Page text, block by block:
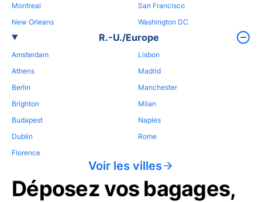
Montreal
New Orleans
San Francisco
Washington DC
R.-U./Europe
Amsterdam
Athens
Berlin
Brighton
Budapest
Dublin
Florence
Lisbon
Madrid
Manchester
Milan
Naples
Rome
Voir les villes
Déposez vos bagages,